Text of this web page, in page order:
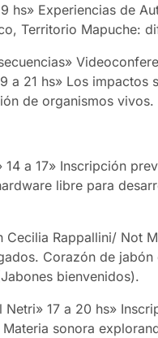
hs» Experiencias de
Territorio Mapuche:
a 21 hs» Los impactos
de organismos vivos.
14 a 17» Inscripción
libre para
Cecilia Rappallini/ Not
Corazón de
bienvenidos).
17 a 20 hs»
sonora